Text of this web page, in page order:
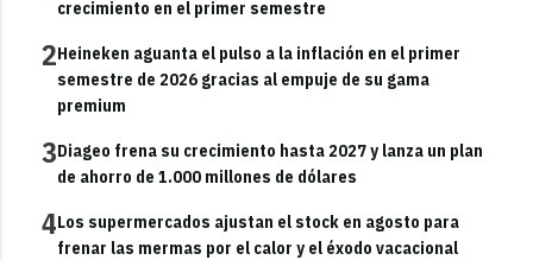
crecimiento en el primer semestre
2Heineken aguanta el pulso a la inflación en el primer
semestre de 2026 gracias al empuje de su gama
premium
3Diageo frena su crecimiento hasta 2027 y lanza un plan
de ahorro de 1.000 millones de dólares
4Los supermercados ajustan el stock en agosto para
frenar las mermas por el calor y el éxodo vacacional